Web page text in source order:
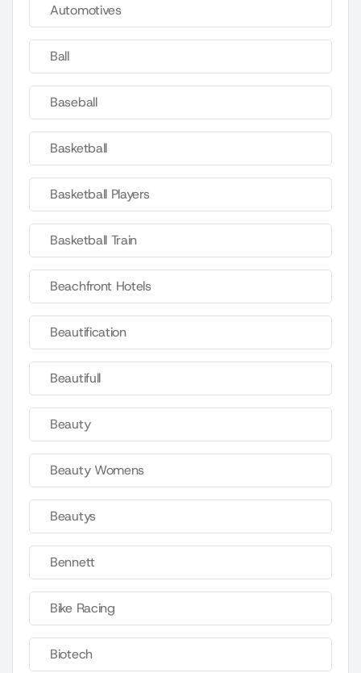
Automotives
Ball
Baseball
Basketball
Basketball Players
Basketball Train
Beachfront Hotels
Beautification
Beautifull
Beauty
Beauty Womens
Beautys
Bennett
Bike Racing
Biotech